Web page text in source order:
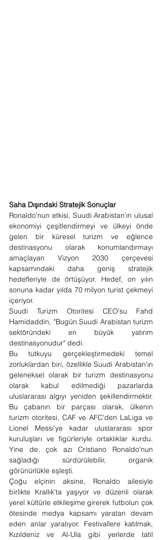
Saha Dışındaki Stratejik Sonuçlar
Ronaldo'nun etkisi, Suudi Arabistan'ın ulusal
ekonomiyi çeşitlendirmeyi ve ülkeyi önde
gelen bir küresel turizm ve eğlence
destinasyonu olarak konumlandırmayı
amaçlayan Vizyon 2030 çerçevesi
kapsamındaki daha geniş stratejik
hedefleriyle de örtüşüyor. Hedef, on yılın
sonuna kadar yılda 70 milyon turist çekmeyi
içeriyor.
Suudi Turizm Otoritesi CEO'su Fahd
Hamidaddin, "Bugün Suudi Arabistan turizm
sektöründeki en büyük yatırım
destinasyonudur" dedi.
Bu tutkuyu gerçekleştirmedeki temel
zorluklardan biri, özellikle Suudi Arabistan'ın
geleneksel olarak bir turizm destinasyonu
olarak kabul edilmediği pazarlarda
uluslararası algıyı yeniden şekillendirmektir.
Bu çabanın bir parçası olarak, ülkenin
turizm otoritesi, CAF ve AFC'den LaLiga ve
Lionel Messi'ye kadar uluslararası spor
kuruluşları ve figürleriyle ortaklıklar kurdu.
Yine de, çok azı Cristiano Ronaldo'nun
sağladığı sürdürülebilir, organik
görünürlükle eşleşti.
Çoğu elçinin aksine, Ronaldo ailesiyle
birlikte Krallık'ta yaşıyor ve düzenli olarak
yerel kültürle etkileşime girerek futbolun çok
ötesinde medya kapsamı yaratan devam
eden anlar yaratıyor. Festivallere katılmak,
Kızıldeniz ve Al-Ula gibi yerlerde tatil